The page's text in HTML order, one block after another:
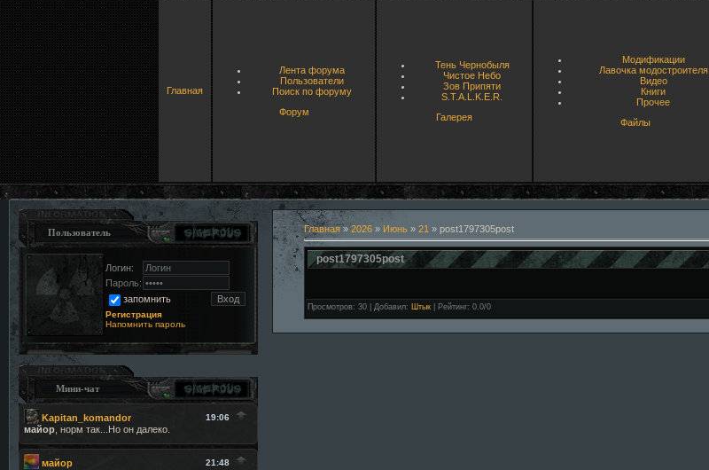
Главная
Лента форума
Пользователи
Поиск по форуму
Форум
Тень Чернобыля
Чистое Небо
Зов Припяти
S.T.A.L.K.E.R.
Галерея
Модификации
Лавочка модостроителя
Видео
Книги
Прочее
Файлы
Пользователь
Логин:
Пароль:
запомнить
Регистрация
Напомнить пароль
Мини-чат
Главная» 2026 » Июнь » 21 » post1797305post
post1797305post
Просмотров: 30 Добавил: Штык Рейтинг: 0.0/0